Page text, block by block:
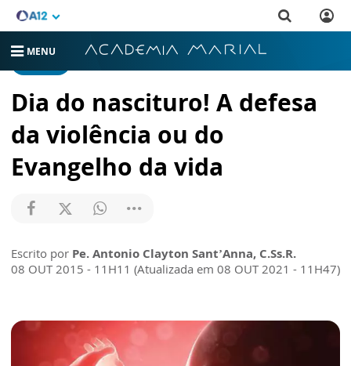
MENU
Dia do nascituro! A defesa
da violência ou do
Evangelho da vida
Escrito por Pe. Antonio Clayton Sant’Anna, C.Ss.R.
08 OUT 2015 - 11H11 (Atualizada em 08 OUT 2021 - 11H47)